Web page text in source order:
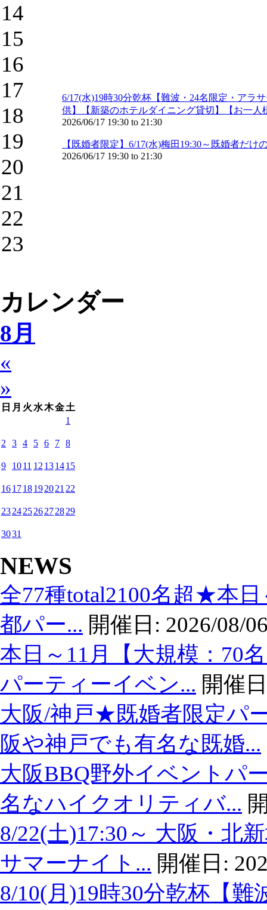
14
15
16
17
18
19
20
21
22
23
6/17(水)19時30分乾杯【難波・24名限定・ア
供】【新築のホテルダイニング貸切】【お一
2026/06/17 19:30 to 21:30
【既婚者限定】6/17(水)梅田19:30～既婚者だ
2026/06/17 19:30 to 21:30
カレンダー
8月
«
»
日 月 火 水木金土
1
2 3 4 5 6 7 8
9 1011 12 131415
161718192021 22
23242526272829
3031
NEWS
全77種total2100名超★本
都パー... 開催日: 2026/08/
本日～11月【大規模：70
パーティーイベン... 開催
大阪/神戸★既婚者限定パ
阪や神戸でも有名な既婚...
大阪BBQ野外イベントパ
名なハイクオリティバ...
8/22(土)17:30～ 大阪・
サマーナイト... 開催日:
8/10(月)19時30分乾杯【